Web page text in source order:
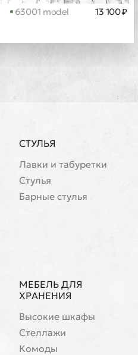
63001 model 13 100 ₽
СТУЛЬЯ
Лавки и табуретки
Стулья
Барные стулья
МЕБЕЛЬ ДЛЯ
ХРАНЕНИЯ
Высокие шкафы
Стеллажи
Комоды